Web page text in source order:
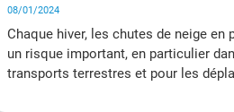
08/01/2024
Chaque hiver, les chutes de neige en
un risque important, en particulier
transports terrestres et pour les